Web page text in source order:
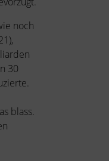
noch
30
blass.